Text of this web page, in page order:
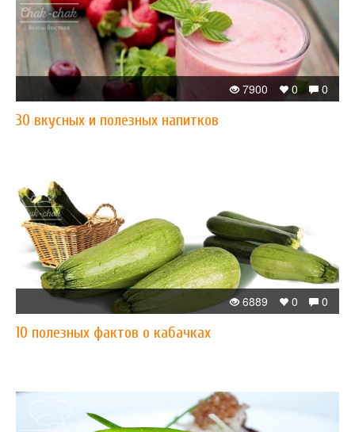
0
0
7900
30 вкусных и полезных напитков
0
0
6889
10 полезных фактов о кабачках